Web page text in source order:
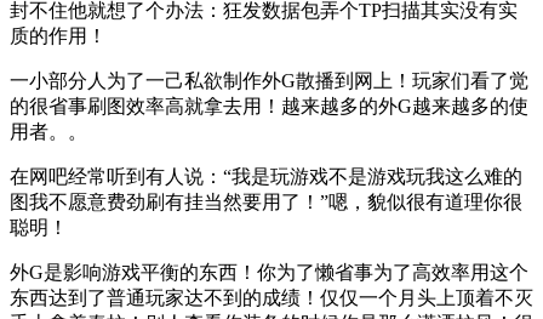
封不住他就想了个办法：狂发数据包弄个TP扫描其实没有实
质的作用！
一小部分人为了一己私欲制作外G散播到网上！玩家们看了觉
的很省事刷图效率高就拿去用！越来越多的外G越来越多的使
用者。。
在网吧经常听到有人说：“我是玩游戏不是游戏玩我这么难的
图我不愿意费劲刷有挂当然要用了！”嗯，貌似很有道理你很
聪明！
外G是影响游戏平衡的东西！你为了懒省事为了高效率用这个
东西达到了普通玩家达不到的成绩！仅仅一个月头上顶着不灭